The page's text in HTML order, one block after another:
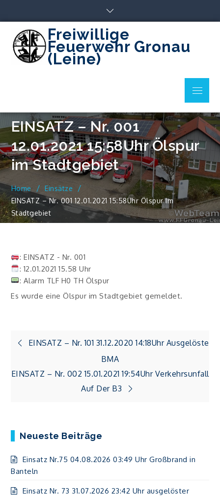
content
Freiwillige
Feuerwehr Gronau
(Leine)
Menu
EINSATZ – Nr. 001
12.01.2021 15:58Uhr Ölspur
im Stadtgebiet
Home
Einsätze
EINSATZ – Nr. 001 12.01.2021 15:58Uhr Ölspur Im
Stadtgebiet
: EINSATZ - Nr. 001
: 12.01.2021 15.58 Uhr
: Alarm TLF H0 TH Ölspur
Es wurde eine Ölspur im Stadtgebiet gemeldet.
Beitragsnavigation
EINSATZ – Nr. 101 31.12.2020 14:18Uhr Ausgelöste
BMA
EINSATZ – Nr. 002 15.01.2021 19:54Uhr Verkehrsunfall
Auf Der B3
Neueste Beiträge
Einsatz Nr.75 04.08.2026 03:49 Uhr Großbrand in
Banteln
Einsatz Nr. 73 31.07.2026 23:42 Uhr ausgelöster